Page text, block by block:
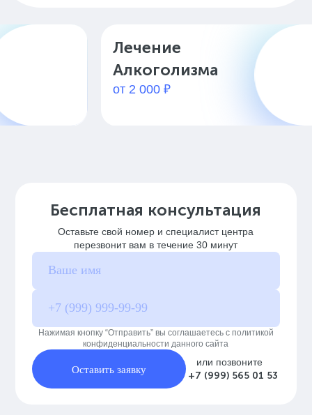
Алкоголизма
Бесплатная консультация
Оставьте свой номер и специалист центра
перезвонит вам в течение 30 минут
Нажимая кнопку “Отправить” вы соглашаетесь с политикой
конфиденциальности данного сайта
Оставить заявку
или позвоните
+7 (999) 565 01 53